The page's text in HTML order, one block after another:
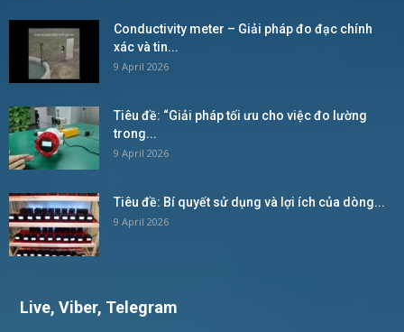
Conductivity meter – Giải pháp đo đạc chính
xác và tin...
9 April 2026
Tiêu đề: “Giải pháp tối ưu cho việc đo lường
trong...
9 April 2026
Tiêu đề: Bí quyết sử dụng và lợi ích của dòng...
9 April 2026
Live, Viber, Telegram